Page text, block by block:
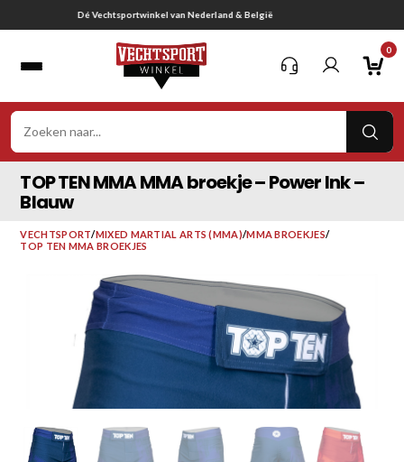
naar
Gratis verzending vanaf € 75,-
0
TOP TEN MMA MMA broekje – Power Ink –
Blauw
VECHTSPORT/MIXED MARTIAL ARTS (MMA)/MMA BROEKJES/
TOP TEN MMA BROEKJES